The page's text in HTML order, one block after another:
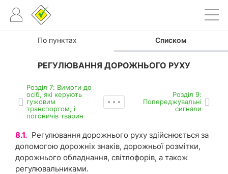
По пунктах Списком
РЕГУЛЮВАННЯ ДОРОЖНЬОГО РУХУ
Роздiл 7: Вимоги до
осіб, які керують
гужовим
транспортом, і
погоничів тварин
Роздiл 9:
Попереджувальні
сигнали
8.1. Регулювання дорожнього руху здійснюється за
допомогою дорожніх знаків, дорожньої розмітки,
дорожнього обладнання, світлофорів, а також
регулювальниками.